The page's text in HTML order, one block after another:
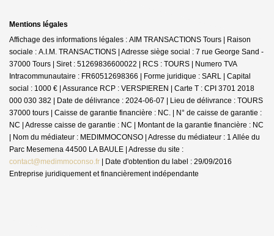
Mentions légales
Affichage des informations légales : AIM TRANSACTIONS Tours | Raison
sociale : A.I.M. TRANSACTIONS | Adresse siège social : 7 rue George Sand -
37000 Tours | Siret : 51269836600022 | RCS : TOURS | Numero TVA
Intracommunautaire : FR60512698366 | Forme juridique : SARL | Capital
social : 1000 € | Assurance RCP : VERSPIEREN | Carte T : CPI 3701 2018
000 030 382 | Date de délivrance : 2024-06-07 | Lieu de délivrance : TOURS
37000 tours | Caisse de garantie financière : NC. | N° de caisse de garantie :
NC | Adresse caisse de garantie : NC | Montant de la garantie financière : NC
| Nom du médiateur : MEDIMMOCONSO | Adresse du médiateur : 1 Allée du
Parc Mesemena 44500 LA BAULE | Adresse du site :
contact@medimmoconso.fr | Date d'obtention du label : 29/09/2016
Entreprise juridiquement et financièrement indépendante